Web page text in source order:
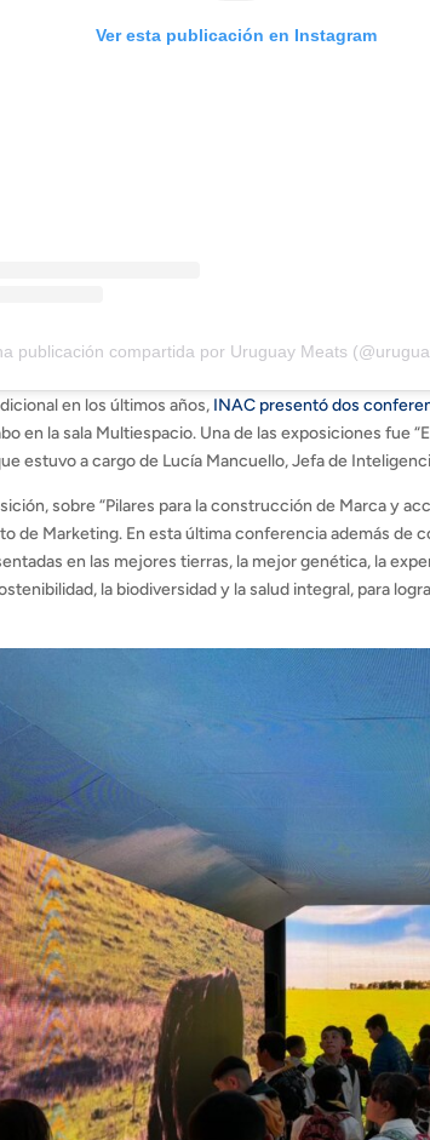
Ver esta publicación en Instagram
publicación compartida por Uruguay Meats
en los últimos años, INAC presentó dos
en la sala Multiespacio. Una de las exposiciones fue
estuvo a cargo de Lucía Mancuello, Jefa de
sobre “Pilares para la construcción de Marca y
de Marketing. En esta última conferencia además de
en las mejores tierras, la mejor genética, la
la biodiversidad y la salud integral, para